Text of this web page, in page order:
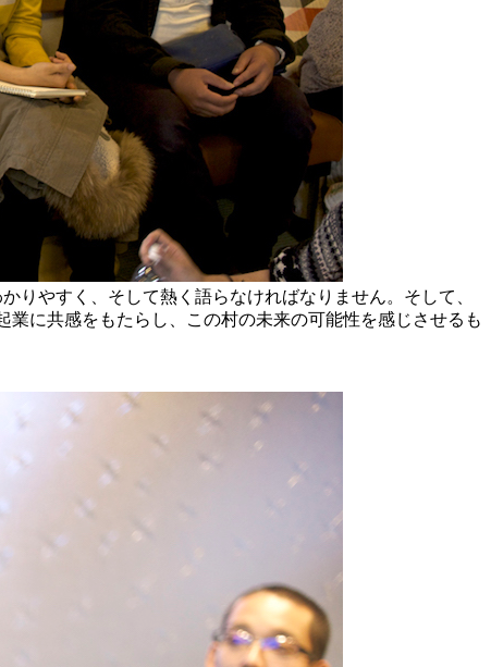
りやすく、そして熱く語らなければなりません。そして、
に共感をもたらし、この村の未来の可能性を感じさせるも